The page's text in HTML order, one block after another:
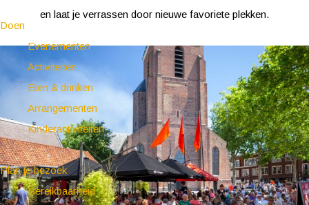
Doen
Evenementen
Activiteiten
Eten & drinken
Arrangementen
Kinderactiviteiten
Plan je bezoek
Bereikbaarheid
en laat je verrassen door nieuwe favoriete plekken.